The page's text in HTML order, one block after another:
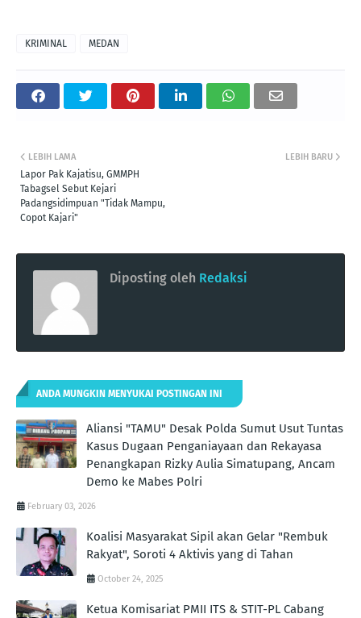
KRIMINAL MEDAN
LEBIH BARU
LEBIH LAMA
Lapor Pak Kajatisu, GMMPH
Tabagsel Sebut Kejari
Padangsidimpuan "Tidak Mampu,
Copot Kajari"
Diposting oleh Redaksi
ANDA MUNGKIN MENYUKAI POSTINGAN INI
Aliansi "TAMU" Desak Polda Sumut Usut Tuntas
Kasus Dugaan Penganiayaan dan Rekayasa
Penangkapan Rizky Aulia Simatupang, Ancam
Demo ke Mabes Polri
February 03, 2026
Koalisi Masyarakat Sipil akan Gelar "Rembuk
Rakyat", Soroti 4 Aktivis yang di Tahan
October 24, 2025
Ketua Komisariat PMII ITS & STIT-PL Cabang